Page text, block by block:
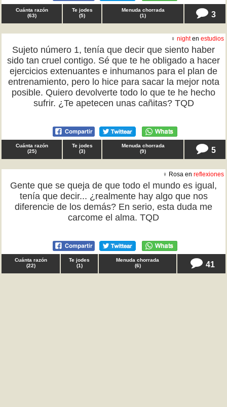
Cuánta razón
(63)
Te jodes
(5)
Menuda chorrada
(1) 3
♀ nighten estudios
Sujeto número 1, tenía que decir que siento haber
sido tan cruel contigo. Sé que te he obligado a hacer
ejercicios extenuantes e inhumanos para el plan de
entrenamiento, pero lo hice para sacar la mejor nota
posible. Quiero devolverte todo lo que te he hecho
sufrir. ¿Te apetecen unas cañitas? TQD
Cuánta razón
(25)
Te jodes
(3)
Menuda chorrada
(9) 5
♀ Rosa en reflexiones
Gente que se queja de que todo el mundo es igual,
tenía que decir... ¿realmente hay algo que nos
diferencie de los demás? En serio, esta duda me
carcome el alma. TQD
Cuánta razón
(22)
Te jodes
(1)
Menuda chorrada
(6) 41